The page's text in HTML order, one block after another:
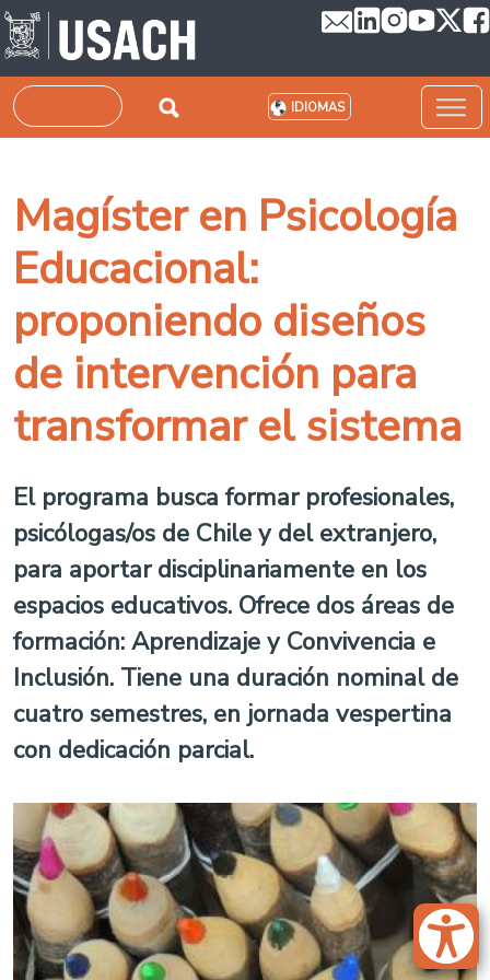
Pasar al contenido principal
Buscar IDIOMAS
Magíster en Psicología
Educacional:
proponiendo diseños
de intervención para
transformar el sistema
El programa busca formar profesionales,
psicólogas/os de Chile y del extranjero,
para aportar disciplinariamente en los
espacios educativos. Ofrece dos áreas de
formación: Aprendizaje y Convivencia e
Inclusión. Tiene una duración nominal de
cuatro semestres, en jornada vespertina
con dedicación parcial.